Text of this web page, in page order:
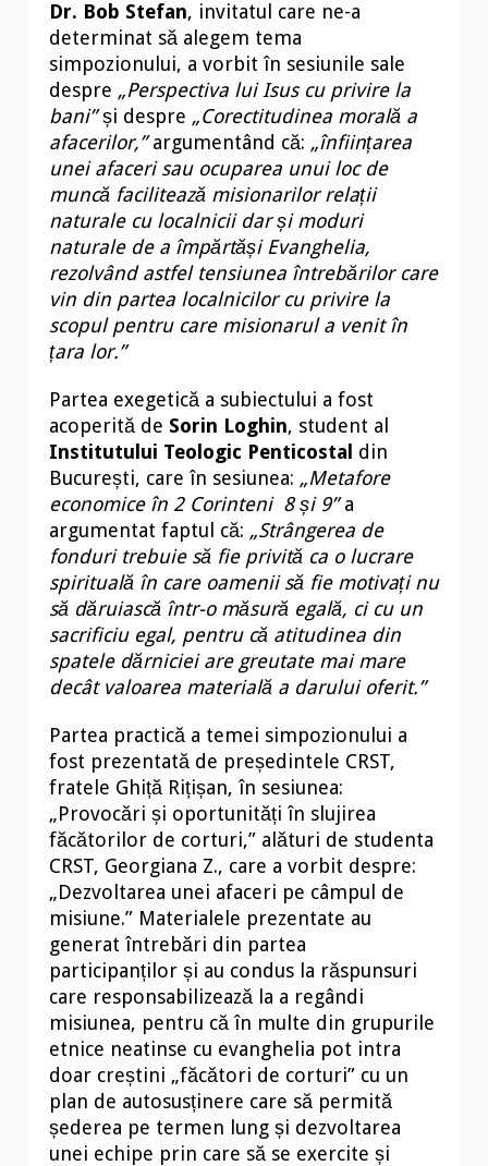
Dr. Bob Stefan, invitatul care ne-a
determinat să alegem tema
simpozionului, a vorbit în sesiunile sale
despre „Perspectiva lui Isus cu privire la
bani”și despre „Corectitudinea morală a
afacerilor,”argumentând că: „înființarea
unei afaceri sau ocuparea unui loc de
muncă facilitează misionarilor relații
naturale cu localnicii dar și moduri
naturale de a împărtăși Evanghelia,
rezolvând astfel tensiunea întrebărilor care
vin din partea localnicilor cu privire la
scopul pentru care misionarul a venit în
țara lor.”
Partea exegetică a subiectului a fost
acoperită de Sorin Loghin, student al
Institutului Teologic Penticostal din
București, care în sesiunea: „Metafore
economice în 2 Corinteni 8 și 9”a
argumentat faptul că: „Strângerea de
fonduri trebuie să fie privită ca o lucrare
spirituală în care oamenii să fie motivați nu
să dăruiască într-o măsură egală, ci cu un
sacrificiu egal, pentru că atitudinea din
spatele dărniciei are greutate mai mare
decât valoarea materială a darului oferit.”
Partea practică a temei simpozionului a
fost prezentată de președintele CRST,
fratele Ghiță Rițișan, în sesiunea:
„Provocări și oportunități în slujirea
făcătorilor de corturi,” alături de studenta
CRST, Georgiana Z., care a vorbit despre:
„Dezvoltarea unei afaceri pe câmpul de
misiune.” Materialele prezentate au
generat întrebări din partea
participanților și au condus la răspunsuri
care responsabilizează la a regândi
misiunea, pentru că în multe din grupurile
etnice neatinse cu evanghelia pot intra
doar creștini „făcători de corturi” cu un
plan de autosusținere care să permită
șederea pe termen lung și dezvoltarea
unei echipe prin care să se exercite și